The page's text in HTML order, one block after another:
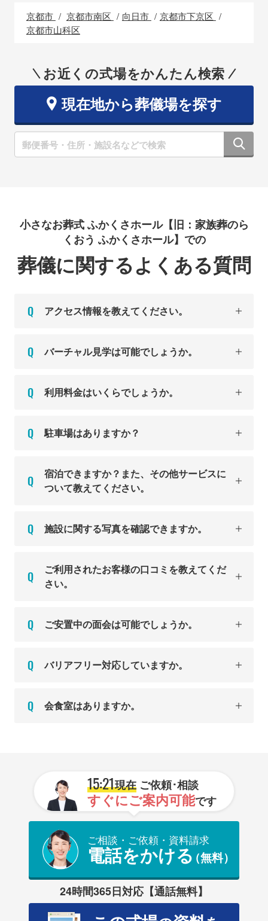
京都市 京都市南区 向日市
京都市下京区
京都市山科区
お近くの式場をかんたん検索
現在地から葬儀場を探す
小さなお葬式 ふかくさホール【旧：家族葬のら
くおう ふかくさホール】での
葬儀に関するよくある質問
アクセス情報を教えてください。
バーチャル見学は可能でしょうか。
利用料金はいくらでしょうか。
駐車場はありますか？
宿泊できますか？また、その他サービスに
ついて教えてください。
施設に関する写真を確認できますか。
ご利用されたお客様の口コミを教えてくだ
さい。
ご安置中の面会は可能でしょうか。
バリアフリー対応していますか。
会食室はありますか。
15:21現在ご依頼･相談
すぐにご案内可能です
ご相談・ご依頼・資料請求
電話をかける（無料）
24時間365日対応【通話無料】